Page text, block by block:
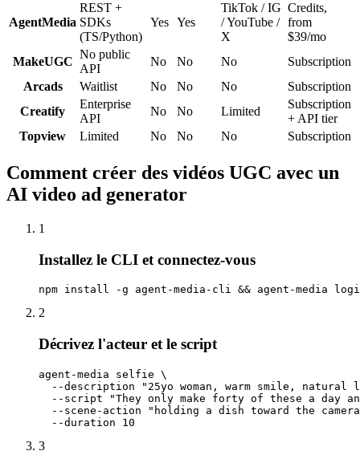
AgentMedia
REST +
SDKs
(TS/Python)
Yes Yes
TikTok / IG
/ YouTube /
X
Credits,
from
$39/mo
MakeUGC
No public
API
No No No
Subscription
Arcads
Waitlist No No No
Subscription
Creatify
Enterprise
API
No No Limited
Subscription
+ API tier
Topview
Limited No No No Subscription
Comment créer des vidéos UGC avec un
AI video ad generator
1
Installez le CLI et connectez-vous
npm install -g agent-media-cli && agent-media
2
Décrivez l'acteur et le script
agent-media selfie \
--description "25yo woman, warm smile, natural
--script "They only make forty of these a day
--scene-action "holding a dish toward the
  --duration 10
3